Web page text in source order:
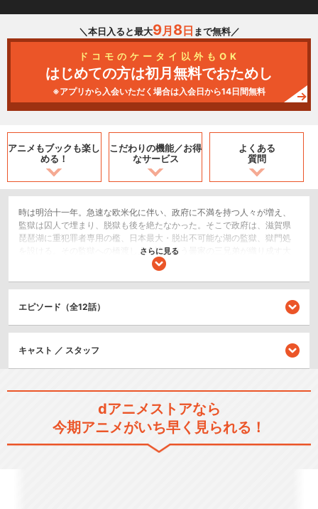
＼本日入ると最大9月 8日 まで無料／
ドコモのケータイ以外もOK
はじめての方は初月無料でおためし
※アプリから入会いただく場合は入会日から14日間無料
アニメもブックも楽し
める！
こだわりの機能／お得
なサービス
よくある
質問
時は明治十一年。急速な欧米化に伴い、政府に不満を持つ人々が増え、
監獄は囚人で埋まり、脱獄も後を絶たなかった。そこで政府は、滋賀県
琵琶湖に重犯罪者専用の檻、日本最大・脱出不可能な湖の監獄、獄門処
を設ける。その監獄への橋渡し人を請け負う曇家の三兄弟が織り成す大
アクション/バトル
歴史/戦記
犲の誓い～
さらに見る
エピソード（全12話）
キャスト ／ スタッフ
dアニメストアなら
今期アニメがいち早く見られる！